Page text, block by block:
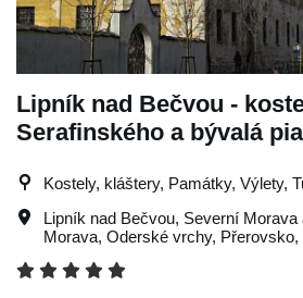
Lipník nad Bečvou -
Serafinského a bývalá
Kostely, kláštery, Památky, Výlety,
Lipník nad Bečvou, Severní Morava
Morava, Oderské vrchy, Přerovsko,